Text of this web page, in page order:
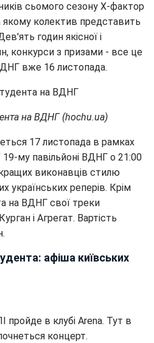
сьомого сезону Х-фактор
якому колектив представить
годин якісної і
конкурси з призами - все це
вже 16 листопада.
на ВДНГ (hochu.ua)
17 листопада в рамках
му павільйоні ВДНГ о 21:00
виконавців стилю
українських реперів. Крім
на ВДНГ свої треки
і Агрегат. Вартість
афіша київських
пройде в клубі Arena. Тут в
концерт.